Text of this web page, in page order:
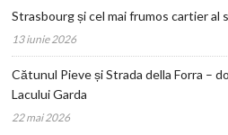
Strasbourg și cel mai frumos cartier al
13 iunie 2026
Cătunul Pieve și Strada della Forra –
Lacului Garda
22 mai 2026